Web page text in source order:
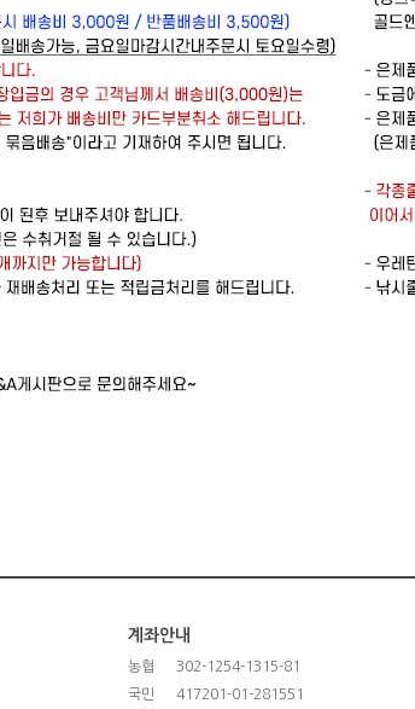
계좌안내
농협
302-1254-1315-81
국민
417201-01-281551